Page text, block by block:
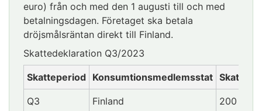
euro) från och med den 1 augusti till och med
betalningsdagen. Företaget ska betala
dröjsmålsräntan direkt till Finland.
Skattedeklaration Q3/2023
Skatteperiod Konsumtionsmedlemsstat
Q3 Finland 200